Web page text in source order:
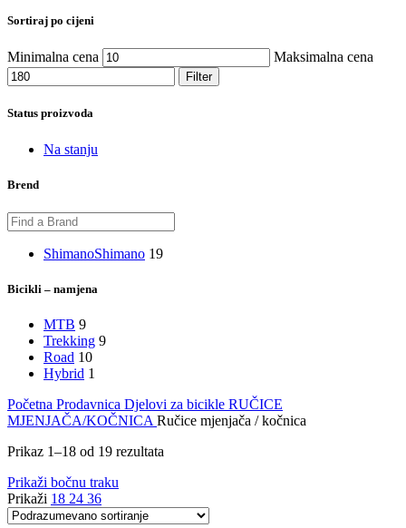
Sortiraj po cijeni
Minimalna cena Maksimalna cena
Filter
Status proizvoda
Na stanju
Brend
ShimanoShimano 19
Bicikli – namjena
MTB 9
Trekking 9
Road 10
Hybrid 1
Početna Prodavnica Djelovi za bicikle RUČICE
MJENJAČA/KOČNICA Ručice mjenjača / kočnica
Prikaz 1–18 od 19 rezultata
Prikaži bočnu traku
Prikaži 18 24 36